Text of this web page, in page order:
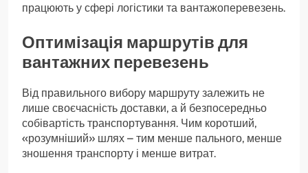
працюють у сфері логістики та вантажоперевезень.
Оптимізація маршрутів для
вантажних перевезень
Від правильного вибору маршруту залежить не
лише своєчасність доставки, а й безпосередньо
собівартість транспортування. Чим коротший,
«розумніший» шлях – тим менше пального, менше
зношення транспорту і менше витрат.